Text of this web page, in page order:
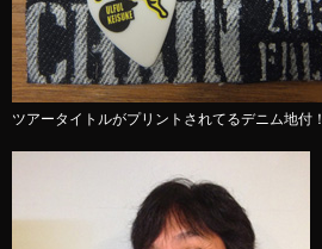
ツアータイトルがプリントされてるデニム地付！